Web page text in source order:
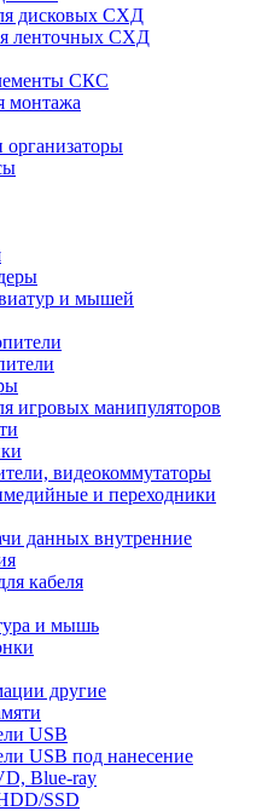
дисковых СХД
ленточных СХД
СКС
монтажа
и мышей
игровых манипуляторов
видеокоммутаторы
и переходники
данных внутренние
кабеля
и мышь
другие
USB
USB под нанесение
Blue-ray
SSD